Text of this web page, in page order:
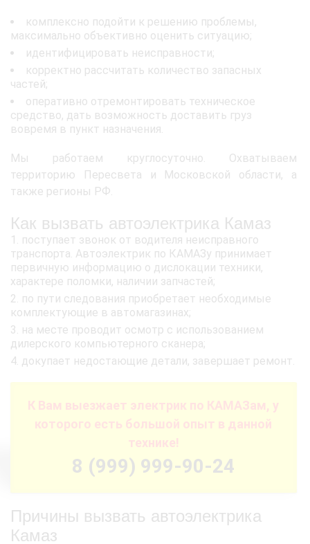
комплексно подойти к решению проблемы,
максимально объективно оценить ситуацию;
идентифицировать неисправности;
корректно рассчитать количество запасных
частей;
оперативно отремонтировать техническое
средство, дать возможность доставить груз
вовремя в пункт назначения.
Мы работаем круглосуточно. Охватываем
территорию Пересвета и Московской области, а
также регионы РФ.
Как вызвать автоэлектрика Камаз
поступает звонок от водителя неисправного
транспорта. Автоэлектрик по КАМАЗу принимает
первичную информацию о дислокации техники,
характере поломки, наличии запчастей;
по пути следования приобретает необходимые
комплектующие в автомагазинах;
на месте проводит осмотр с использованием
дилерского компьютерного сканера;
докупает недостающие детали, завершает ремонт.
К Вам выезжает электрик по КАМАЗам, у
которого есть большой опыт в данной
технике!
8 (999) 999-90-24
Причины вызвать автоэлектрика
Камаз